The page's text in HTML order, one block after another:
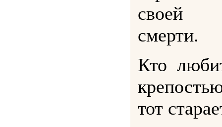
своей
смерти.
Кто
тот